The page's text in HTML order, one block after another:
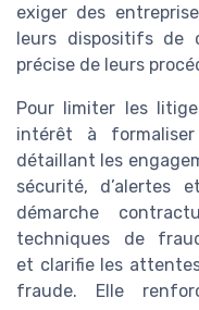
exiger des
leurs dispositifs de
précise de leurs
Pour limiter les
intérêt à
détaillant les
sécurité, d’alertes
démarche
techniques de
et clarifie les
fraude. Elle